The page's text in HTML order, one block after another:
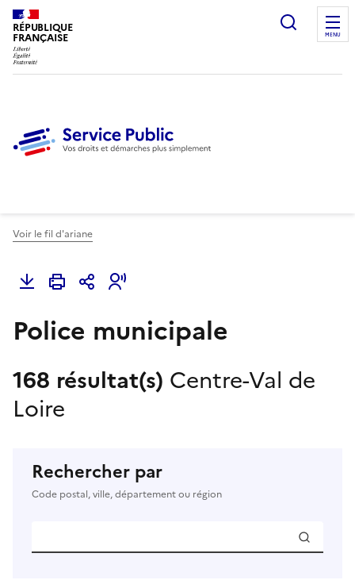
RÉPUBLIQUE
FRANÇAISE
Ouvrir
MENU
Voir le fil d'ariane
Police municipale
168 résultat(s) Centre-Val de
Loire
Rechercher par
Code postal, ville, département ou région